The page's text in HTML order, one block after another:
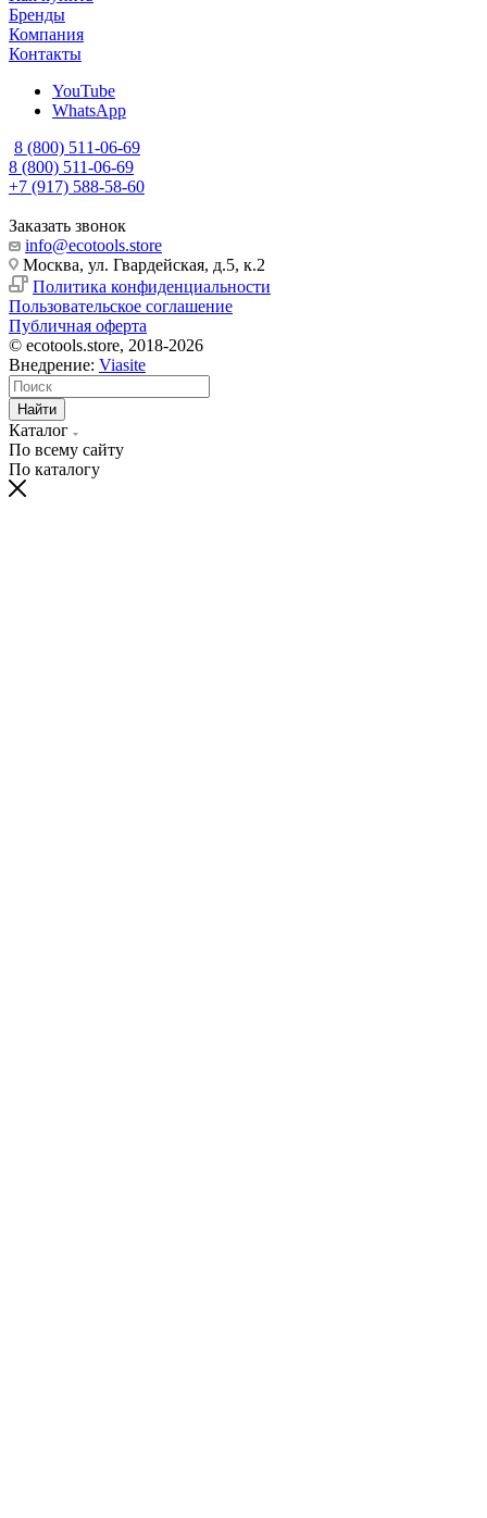
Бренды
Компания
Контакты
YouTube
WhatsApp
8 (800) 511-06-69
8 (800) 511-06-69
+7 (917) 588-58-60
Заказать звонок
info@ecotools.store
Москва, ул. Гвардейская, д.5, к.2
Политика конфиденциальности
Пользовательское соглашение
Публичная оферта
© ecotools.store, 2018-2026
Внедрение: Viasite
Найти
Каталог
По всему сайту
По каталогу